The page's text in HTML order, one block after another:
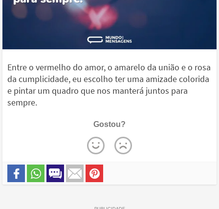
Entre o vermelho do amor, o amarelo da união e o rosa
da cumplicidade, eu escolho ter uma amizade colorida
e pintar um quadro que nos manterá juntos para
sempre.
Gostou?